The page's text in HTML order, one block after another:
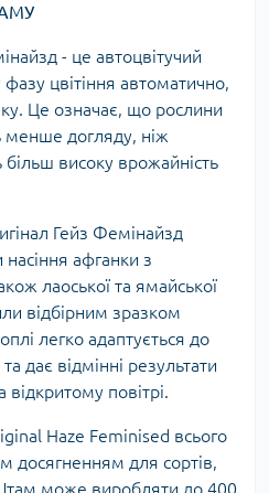
- це автоцвітучий
цвітіння автоматично,
Це означає, що рослини
менше догляду, ніж
більш високу врожайність
Гейз Фемінайзд
насіння афганки з
лаоської та ямайської
відбірним зразком
легко адаптується до
дає відмінні результати
відкритому повітрі.
Haze Feminised всього
досягненням для сортів,
може виробляти до 400